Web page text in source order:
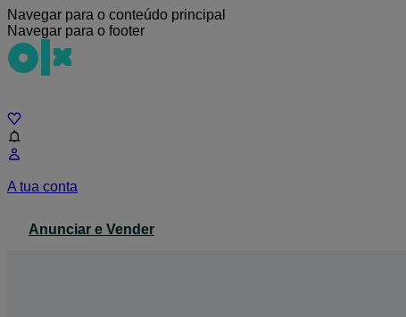
Navegar para o conteúdo principal
Navegar para o footer
A tua conta
Anunciar e Vender